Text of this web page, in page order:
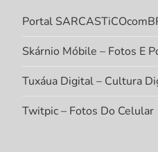
Portal
Skárnio Móbile – Fotos E
Tuxáua Digital – Cultura
Twitpic – Fotos Do Celular